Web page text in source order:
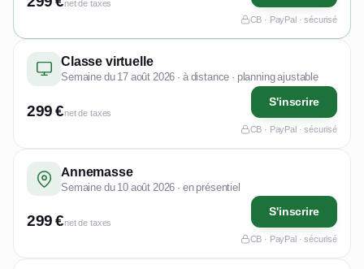
net de taxes
CB · PayPal · sécurisé
Classe virtuelle
Semaine du 17 août 2026 · à distance · planning ajustable
299 €net de taxes
S'inscrire
CB · PayPal · sécurisé
Annemasse
Semaine du 10 août 2026 · en présentiel
299 €net de taxes
S'inscrire
CB · PayPal · sécurisé